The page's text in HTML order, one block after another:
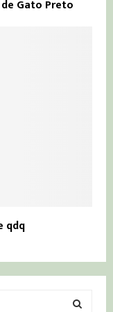
Gato Preto
qdq